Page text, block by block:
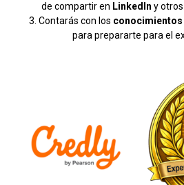
de compartir en LinkedIn y
Contarás con los conocimientos
para prepararte para el